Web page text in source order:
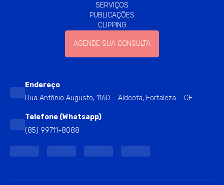
SERVIÇOS
PUBLICAÇÕES
CLIPPING
AGENDE SUA CONSULTA
Endereço
Rua Antônio Augusto, 1160 – Aldeota, Fortaleza – CE.
Telefone (Whatsapp)
(85) 99711-8088